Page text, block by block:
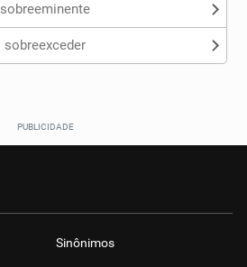
sobreeminente
sobreexceder
Sinônimos